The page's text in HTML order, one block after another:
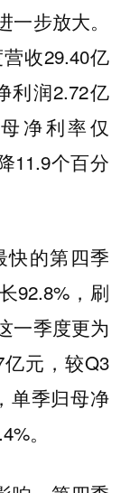
步放大。
收29.40亿
利润2.72亿
净利率仅
11.9个百分
快的第四季
92.8%，刷
一季度更为
元，较Q3
单季归母净
。